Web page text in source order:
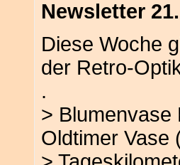
Newsletter
Diese Woche
der Retro-
.
> Blumenvase
Oldtimer Vase